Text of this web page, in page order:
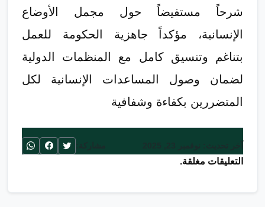
شرحاً مستفيضاً حول مجمل الأوضاع
الإنسانية، مؤكداً جاهزية الحكومة للعمل
بتناغم وتنسيق كامل مع المنظمات الدولية
لضمان وصول المساعدات الإنسانية لكل
المتضررين بكفاءة وشفافية
التعليقات مغلقة.